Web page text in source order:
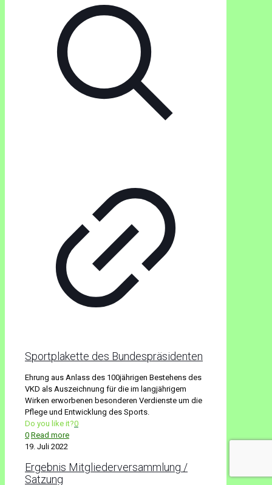
Sportplakette des Bundespräsidenten
Ehrung aus Anlass des 100jährigen Bestehens des
VKD als Auszeichnung für die im langjährigem
Wirken erworbenen besonderen Verdienste um die
Pflege und Entwicklung des Sports.
Do you like it?0
0 Read more
19. Juli 2022
Ergebnis Mitgliederversammlung /
Satzung